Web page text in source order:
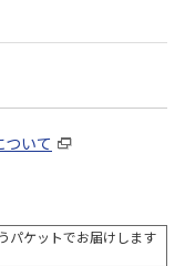
いて
パケットでお届けします